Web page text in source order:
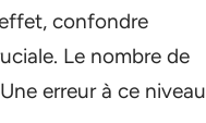
confondre
Le nombre de
erreur à ce niveau